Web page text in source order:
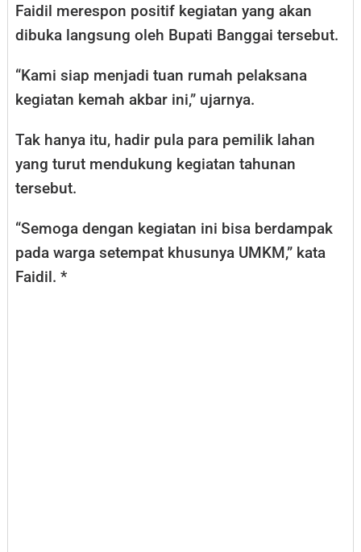
Faidil merespon positif kegiatan yang akan
dibuka langsung oleh Bupati Banggai tersebut.
“Kami siap menjadi tuan rumah pelaksana
kegiatan kemah akbar ini,” ujarnya.
Tak hanya itu, hadir pula para pemilik lahan
yang turut mendukung kegiatan tahunan
tersebut.
“Semoga dengan kegiatan ini bisa berdampak
pada warga setempat khusunya UMKM,” kata
Faidil. *